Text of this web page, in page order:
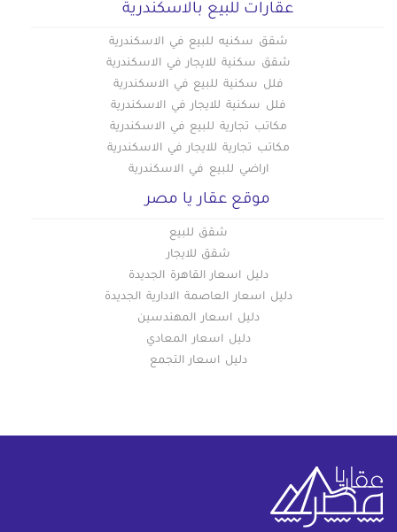
عقارات للبيع بالاسكندرية
شقق سكنيه للبيع في الاسكندرية
شقق سكنية للايجار في الاسكندرية
فلل سكنية للبيع في الاسكندرية
فلل سكنية للايجار في الاسكندرية
مكاتب تجارية للبيع في الاسكندرية
مكاتب تجارية للايجار في الاسكندرية
اراضي للبيع في الاسكندرية
موقع عقار يا مصر
شقق للبيع
شقق للايجار
دليل اسعار القاهرة الجديدة
دليل اسعار العاصمة الادارية الجديدة
دليل اسعار المهندسين
دليل اسعار المعادي
دليل اسعار التجمع